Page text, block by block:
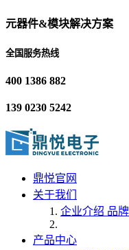
元器件&模块解决方案
全国服务热线
400 1386 882
139 0230 5242
鼎悦官网
关于我们
企业介绍 品
产品中心